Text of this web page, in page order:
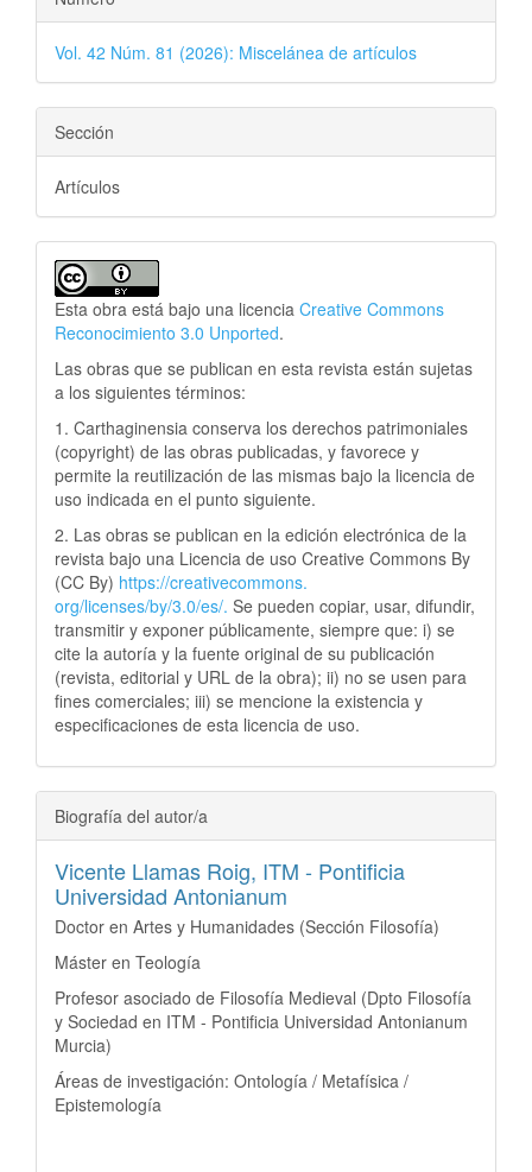
Vol. 42 Núm. 81 (2026): Miscelánea de artículos
Sección
Artículos
Esta obra está bajo una licencia Creative Commons
Reconocimiento 3.0 Unported.
Las obras que se publican en esta revista están sujetas
a los siguientes términos:
1. Carthaginensia conserva los derechos patrimoniales
(copyright) de las obras publicadas, y favorece y
permite la reutilización de las mismas bajo la licencia de
uso indicada en el punto siguiente.
2. Las obras se publican en la edición electrónica de la
revista bajo una Licencia de uso Creative Commons By
(CC By) https://creativecommons.
org/licenses/by/3.0/es/. Se pueden copiar, usar, difundir,
transmitir y exponer públicamente, siempre que: i) se
cite la autoría y la fuente original de su publicación
(revista, editorial y URL de la obra); ii) no se usen para
fines comerciales; iii) se mencione la existencia y
especificaciones de esta licencia de uso.
Biografía del autor/a
Vicente Llamas Roig, ITM - Pontificia
Universidad Antonianum
Doctor en Artes y Humanidades (Sección Filosofía)
Máster en Teología
Profesor asociado de Filosofía Medieval (Dpto Filosofía
y Sociedad en ITM - Pontificia Universidad Antonianum
Murcia)
Áreas de investigación: Ontología / Metafísica /
Epistemología